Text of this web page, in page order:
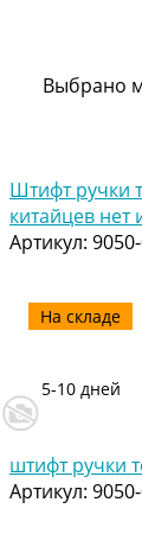
Выбрано
Штифт ручки
китайцев
Артикул:
На складе
5-10 дней
штифт ручки
Артикул: